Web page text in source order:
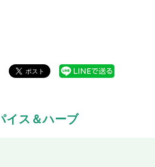
イス＆ハーブ